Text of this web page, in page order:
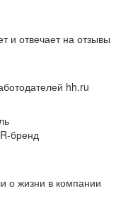
и отвечает на отзывы
hh.ru
бренд
о жизни в компании